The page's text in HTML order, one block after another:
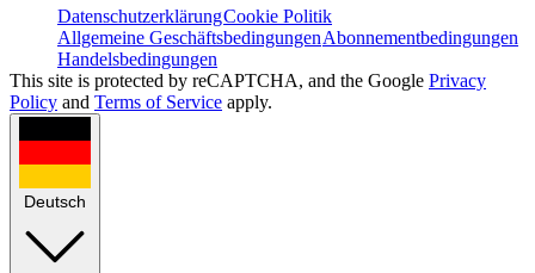
DatenschutzerklärungCookie Politik
Allgemeine GeschäftsbedingungenAbonnementbedingungen
Handelsbedingungen
This site is protected by reCAPTCHA, and the Google Privacy
Policy and Terms of Service apply.
Deutsch